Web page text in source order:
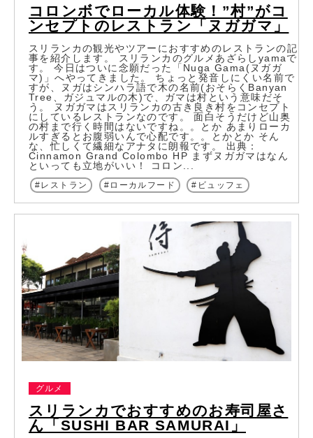
コロンボでローカル体験！”村”がコ
ンセプトのレストラン「ヌガガマ」
スリランカの観光やツアーにおすすめのレストランの記
事を紹介します。 スリランカのグルメあざらしyamaで
す。 今日はついに念願だった「Nuga Gama(ヌガガ
マ)」へやってきました。 ちょっと発音しにくい名前で
すが、ヌガはシンハラ語で木の名前(おそらくBanyan
Tree、ガジュマルの木)で、ガマは村という意味だそ
う。 ヌガガマはスリランカの古き良き村をコンセプト
にしているレストランなのです。 面白そうだけど山奥
の村まで行く時間はないですね。。とか あまりローカ
ルすぎるとお腹弱いんで心配です。。とかとか そん
な、忙しくて繊細なアナタに朗報です。 出典：
Cinnamon Grand Colombo HP まずヌガガマはなん
といっても立地がいい！ コロン...
レストラン ローカルフード ビュッフェ
スリランカでおすすめのお寿司屋さ
ん「SUSHI BAR SAMURAI」
グルメ